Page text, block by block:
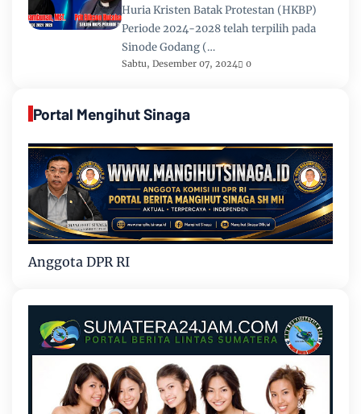
Huria Kristen Batak Protestan (HKBP)
Periode 2024-2028 telah terpilih pada
Sinode Godang (…
Sabtu, Desember 07, 2024 0
Portal Mengihut Sinaga
Anggota DPR RI